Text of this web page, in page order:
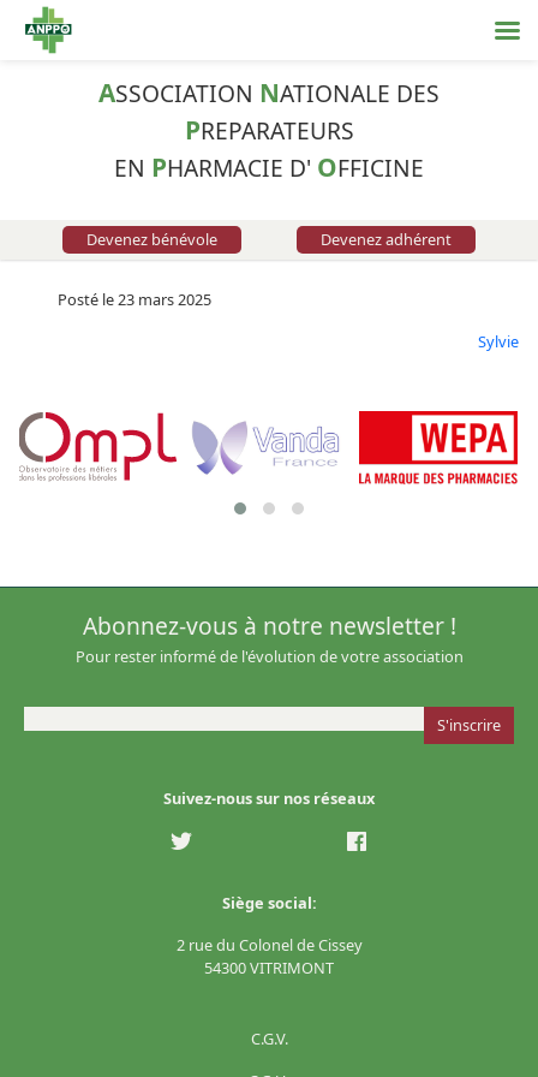
ASSOCIATION NATIONALE DES
PREPARATEURS
EN PHARMACIE D' OFFICINE
Devenez bénévole Devenez adhérent
Posté le 23 mars 2025
Sylvie
Suivez-nous sur nos réseaux
Siège social:
2 rue du Colonel de Cissey
54300 VITRIMONT
Abonnez-vous à notre newsletter !
Pour rester informé de l'évolution de votre association
C.G.V.